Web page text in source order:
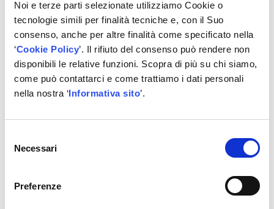
Noi e terze parti selezionate utilizziamo Cookie o
tecnologie simili per finalità tecniche e, con il Suo
consenso, anche per altre finalità come specificato nella
‘Cookie Policy’. Il rifiuto del consenso può rendere non
disponibili le relative funzioni. Scopra di più su chi siamo,
come può contattarci e come trattiamo i dati personali
nella nostra ‘Informativa sito’.
delNecessari
Preferenze
Altre informazioni
Scheda tecnica con display grafico A
Banca dati integrata (auto, camion, mezzi
Iniezione olio standard/additivo e olio ibrido
REFILLING (kit 01.000.96 a richiesta) (E)